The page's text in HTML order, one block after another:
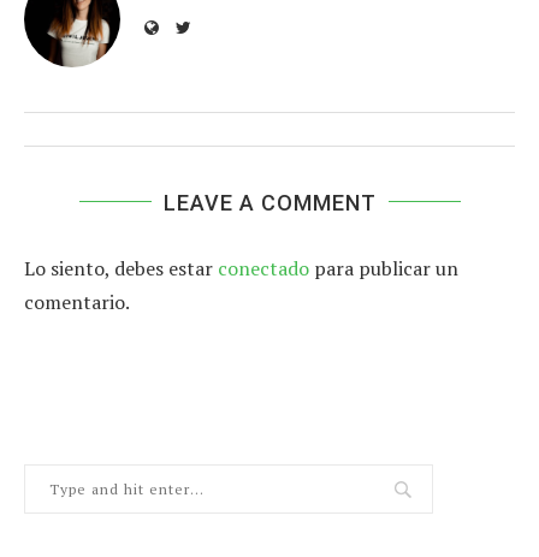
LEAVE A COMMENT
Lo siento, debes estar conectado para publicar un
comentario.